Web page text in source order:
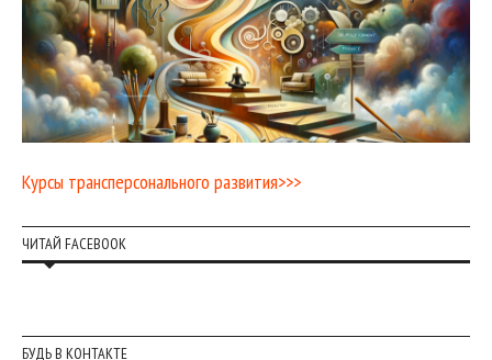
Курсы трансперсонального развития>>>
ЧИТАЙ FACEBOOK
БУДЬ В КОНТАКТЕ